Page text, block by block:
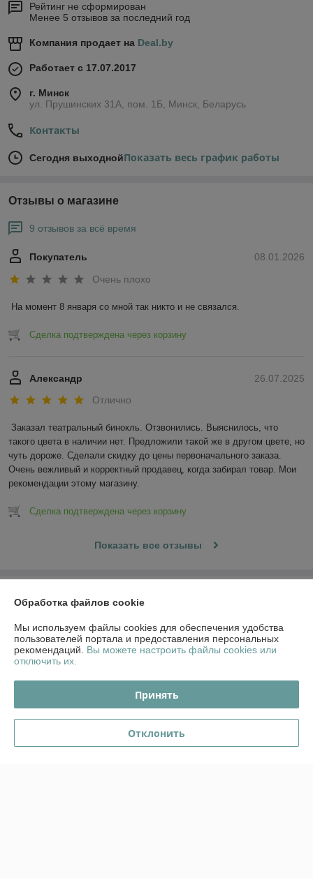
Рейтинг не сформирован
Менее 5 отзывов за последний год
Компания продает на Deal.by
Работает с 17.07.2017
г. Минск
ул. Прушинских 31А, пом. 1Б, Минск, Беларусь
Контакты
Сегодня выходнойПоказать весь график работы
Отзывы о магазине
9 отзывов за всё время
08.01.2026
Покупатель
Очень плохо
На момент 8 января со мной так никто и не связался.
Сделка подтверждена через корзину
26.07.2025
Александр
Отлично
Заказал театральный бинокль. Отзвонились. Выяснилось, что
такого цвета в наличии нет. Предложили такой же в другом цвете, но
чуть дороже. Сделали скидку до цены первоначального заказа.
Очень вежливый и корректный продавец, когда забирал товар. Мои
рекомендации этому магазину.
Сделка подтверждена через корзину
Показать все отзывы
Контакты
Доставка и оплата
Полная версия сайта
Обработка файлов cookie
Мы используем файлы cookies для обеспечения удобства
пользователей портала и предоставления персональных
рекомендаций. Вы можете настроить файлы cookies или
отключить их.
Принять
Отклонить